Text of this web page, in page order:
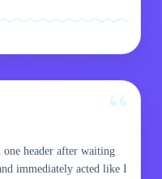
header after waiting
immediately acted like I